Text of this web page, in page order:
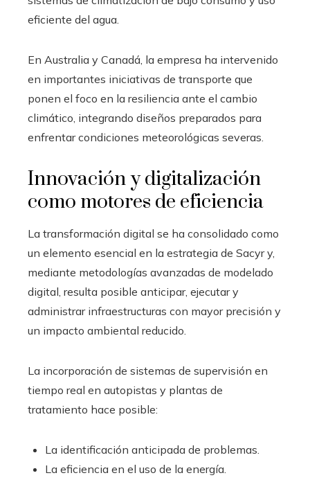
eficiente del agua.
En Australia y Canadá, la empresa ha intervenido
en importantes iniciativas de transporte que
ponen el foco en la resiliencia ante el cambio
climático, integrando diseños preparados para
enfrentar condiciones meteorológicas severas.
Innovación y digitalización
como motores de eficiencia
La transformación digital se ha consolidado como
un elemento esencial en la estrategia de Sacyr y,
mediante metodologías avanzadas de modelado
digital, resulta posible anticipar, ejecutar y
administrar infraestructuras con mayor precisión y
un impacto ambiental reducido.
La incorporación de sistemas de supervisión en
tiempo real en autopistas y plantas de
tratamiento hace posible:
La identificación anticipada de problemas.
La eficiencia en el uso de la energía.